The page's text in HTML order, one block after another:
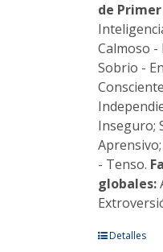
de
Calmoso -
Sobrio -
Inseguro;
- Tenso.
globales:
EsteDetalles